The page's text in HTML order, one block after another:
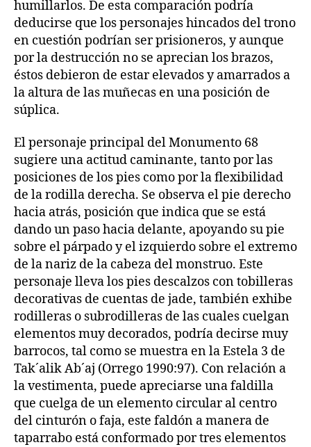
humillarlos. De esta comparación podría
deducirse que los personajes hincados del trono
en cuestión podrían ser prisioneros, y aunque
por la destrucción no se aprecian los brazos,
éstos debieron de estar elevados y amarrados a
la altura de las muñecas en una posición de
súplica.
El personaje principal del Monumento 68
sugiere una actitud caminante, tanto por las
posiciones de los pies como por la flexibilidad
de la rodilla derecha. Se observa el pie derecho
hacia atrás, posición que indica que se está
dando un paso hacia delante, apoyando su pie
sobre el párpado y el izquierdo sobre el extremo
de la nariz de la cabeza del monstruo. Este
personaje lleva los pies descalzos con tobilleras
decorativas de cuentas de jade, también exhibe
rodilleras o subrodilleras de las cuales cuelgan
elementos muy decorados, podría decirse muy
barrocos, tal como se muestra en la Estela 3 de
Tak´alik Ab´aj (Orrego 1990:97). Con relación a
la vestimenta, puede apreciarse una faldilla
que cuelga de un elemento circular al centro
del cinturón o faja, este faldón a manera de
taparrabo está conformado por tres elementos